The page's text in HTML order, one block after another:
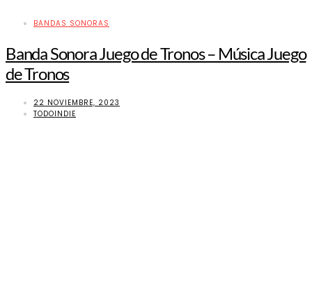
BANDAS SONORAS
Banda Sonora Juego de Tronos – Música Juego
de Tronos
22 NOVIEMBRE, 2023
TODOINDIE